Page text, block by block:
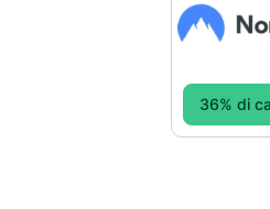
36% di